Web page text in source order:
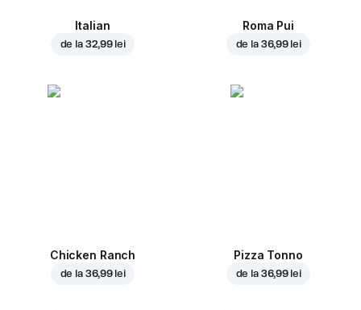
Italian
de la 32,99 lei
Roma Pui
de la 36,99 lei
Chicken Ranch
de la 36,99 lei
Pizza Tonno
de la 36,99 lei